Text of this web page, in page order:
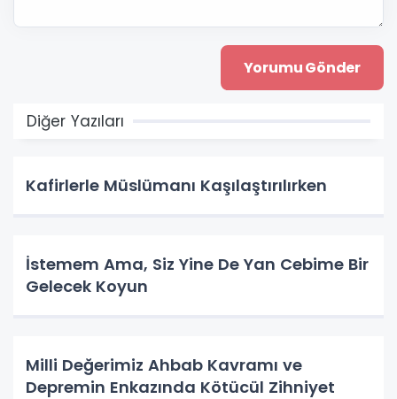
Diğer Yazıları
Kafirlerle Müslümanı Kaşılaştırılırken
İstemem Ama, Siz Yine De Yan Cebime Bir
Gelecek Koyun
Milli Değerimiz Ahbab Kavramı ve
Depremin Enkazında Kötücül Zihniyet